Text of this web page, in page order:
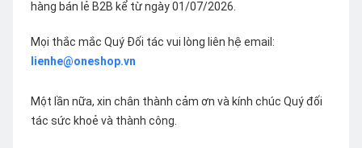
hàng bán lẻ B2B kể từ ngày 01/07/2026.
Mọi thắc mắc Quý Đối tác vui lòng liên hệ email:
lienhe@oneshop.vn
Một lần nữa, xin chân thành cảm ơn và kính chúc Quý đối
tác sức khoẻ và thành công.